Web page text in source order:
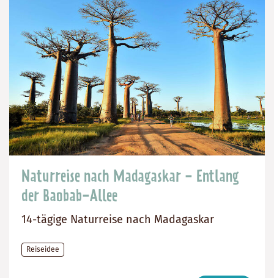
Naturreise nach Madagaskar - Entlang
der Baobab-Allee
14-tägige Naturreise nach Madagaskar
Reiseidee